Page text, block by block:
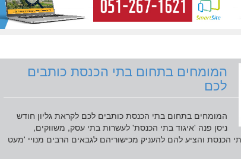
המומחים בתחום בתי הכנסת כותבים
לכם
המומחים בתחום בתי הכנסת כותבים לכם לקראת גליון חודש
ניסן פנה 'איגוד בתי הכנסת' לעשרות בתי עסק, משווקים,
הכנסת והציע להם להעניק מכישוריהם לגבאים הרבים מנויי 'מעט